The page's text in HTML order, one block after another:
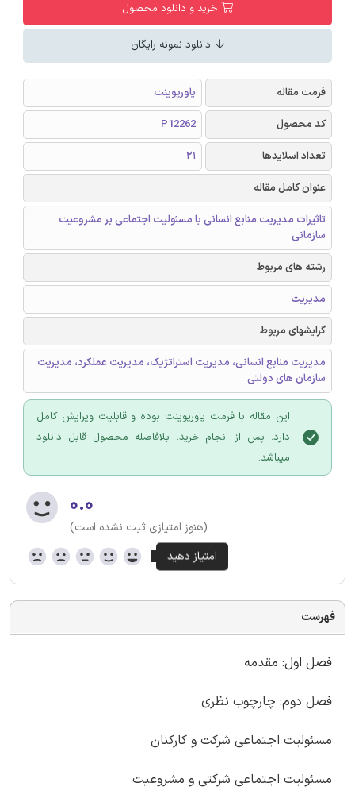
خرید و دانلود محصول
دانلود نمونه رایگان
فرمت مقاله
پاورپوینت
کد محصول
P12262
تعداد اسلایدها
21
عنوان کامل مقاله
تاثیرات مدیریت منابع انسانی با مسئولیت اجتماعی بر مشروعیت
سازمانی
رشته های مربوط
مدیریت
گرایشهای مربوط
مدیریت منابع انسانی، مدیریت استراتژیک، مدیریت عملکرد، مدیریت
سازمان های دولتی
این مقاله با فرمت پاورپوینت بوده و قابلیت ویرایش کامل
دارد. پس از انجام خرید، بلافاصله محصول قابل دانلود
میباشد.
۰.۰
(هنوز امتیازی ثبت نشده است)
فهرست
فصل اول: مقدمه
فصل دوم: چارچوب نظری
مسئولیت اجتماعی شرکت و کارکنان
مسئولیت اجتماعی شرکتی و مشروعیت